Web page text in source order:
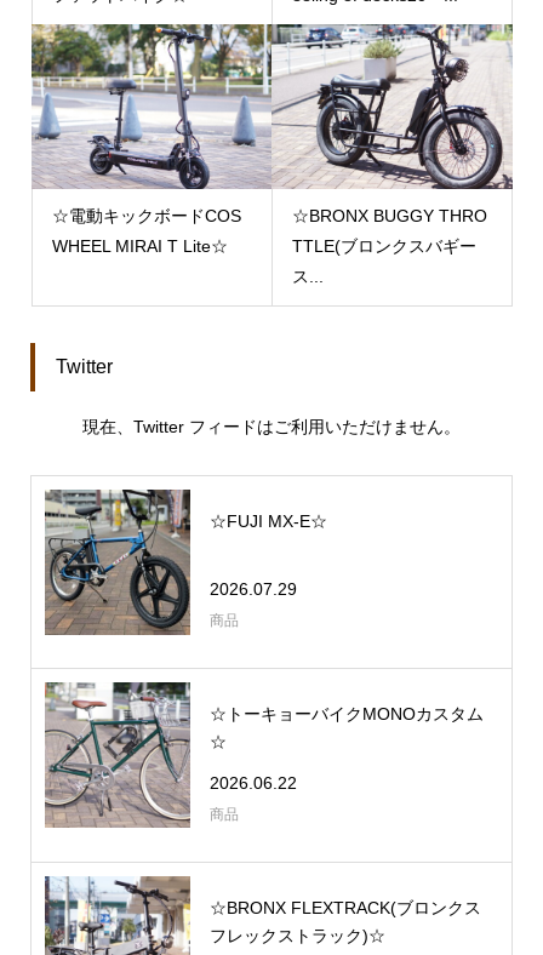
☆電動キックボードCOS
WHEEL MIRAI T Lite☆
☆BRONX BUGGY THRO
TTLE(ブロンクスバギー
ス...
Twitter
現在、Twitter フィードはご利用いただけません。
☆FUJI MX-E☆
2026.07.29
商品
☆トーキョーバイクMONOカスタム
☆
2026.06.22
商品
☆BRONX FLEXTRACK(ブロンクス
フレックストラック)☆